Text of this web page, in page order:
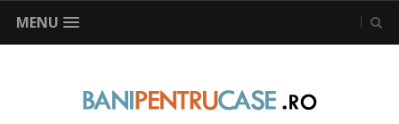
MENU